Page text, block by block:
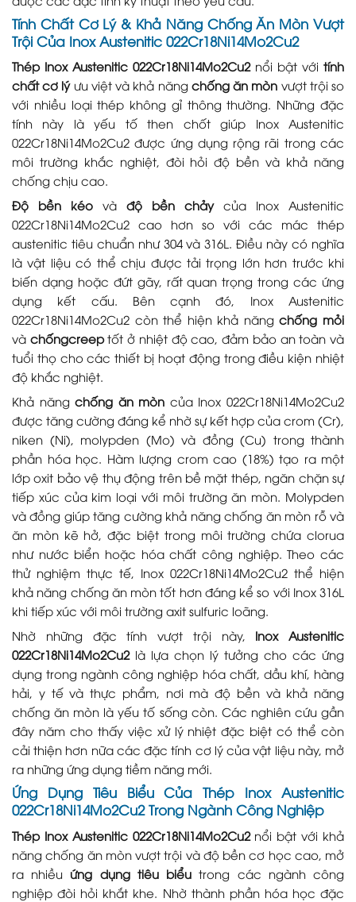
Tính Chất Cơ Lý & Khả Năng Chống Ăn Mòn Vượt
Trội Của Inox Austenitic 022Cr18Ni14Mo2Cu2
Thép Inox Austenitic 022Cr18Ni14Mo2Cu2nổi bật với tính
chất cơ lýưu việt và khả năng chống ăn mòn vượt trội so
với nhiều loại thép không gỉ thông thường. Những đặc
tính này là yếu tố then chốt giúp Inox Austenitic
022Cr18Ni14Mo2Cu2 được ứng dụng rộng rãi trong các
môi trường khắc nghiệt, đòi hỏi độ bền và khả năng
chống chịu cao.
Độ bền kéo và độ bền chảycủa Inox Austenitic
022Cr18Ni14Mo2Cu2 cao hơn so với các mác thép
austenitic tiêu chuẩn như 304 và 316L. Điều này có nghĩa
là vật liệu có thể chịu được tải trọng lớn hơn trước khi
biến dạng hoặc đứt gãy, rất quan trọng trong các ứng
dụng kết cấu. Bên cạnh đó, Inox Austenitic
022Cr18Ni14Mo2Cu2 còn thể hiện khả năngchống mỏi
và chốngcreeptốt ở nhiệt độ cao, đảm bảo an toàn và
tuổi thọ cho các thiết bị hoạt động trong điều kiện nhiệt
độ khắc nghiệt.
Khả năngchống ăn mòn của Inox 022Cr18Ni14Mo2Cu2
được tăng cường đáng kể nhờ sự kết hợp của crom (Cr),
niken (Ni), molypden (Mo) và đồng (Cu) trong thành
phần hóa học. Hàm lượng crom cao (18%) tạo ra một
lớp oxit bảo vệ thụ động trên bề mặt thép, ngăn chặn sự
tiếp xúc của kim loại với môi trường ăn mòn. Molypden
và đồng giúp tăng cường khả năng chống ăn mòn rỗ và
ăn mòn kẽ hở, đặc biệt trong môi trường chứa clorua
như nước biển hoặc hóa chất công nghiệp. Theo các
thử nghiệm thực tế, Inox 022Cr18Ni14Mo2Cu2 thể hiện
khả năng chống ăn mòn tốt hơn đáng kể so với Inox 316L
khi tiếp xúc với môi trường axit sulfuric loãng.
Nhờ những đặc tính vượt trội này, Inox Austenitic
022Cr18Ni14Mo2Cu2là lựa chọn lý tưởng cho các ứng
dụng trong ngành công nghiệp hóa chất, dầu khí, hàng
hải, y tế và thực phẩm, nơi mà độ bền và khả năng
chống ăn mòn là yếu tố sống còn. Các nghiên cứu gần
đây năm cho thấy việc xử lý nhiệt đặc biệt có thể còn
cải thiện hơn nữa các đặc tính cơ lý của vật liệu này, mở
ra những ứng dụng tiềm năng mới.
Ứng Dụng Tiêu Biểu Của Thép Inox Austenitic
022Cr18Ni14Mo2Cu2 Trong Ngành Công Nghiệp
Thép Inox Austenitic 022Cr18Ni14Mo2Cu2nổi bật với khả
năng chống ăn mòn vượt trội và độ bền cơ học cao, mở
ra nhiều ứng dụng tiêu biểu trong các ngành công
nghiệp đòi hỏi khắt khe. Nhờ thành phần hóa học đặc